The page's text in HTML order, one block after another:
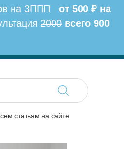
на ЗППП
от 500 ₽ на
2000 всего 900
статьям на сайте